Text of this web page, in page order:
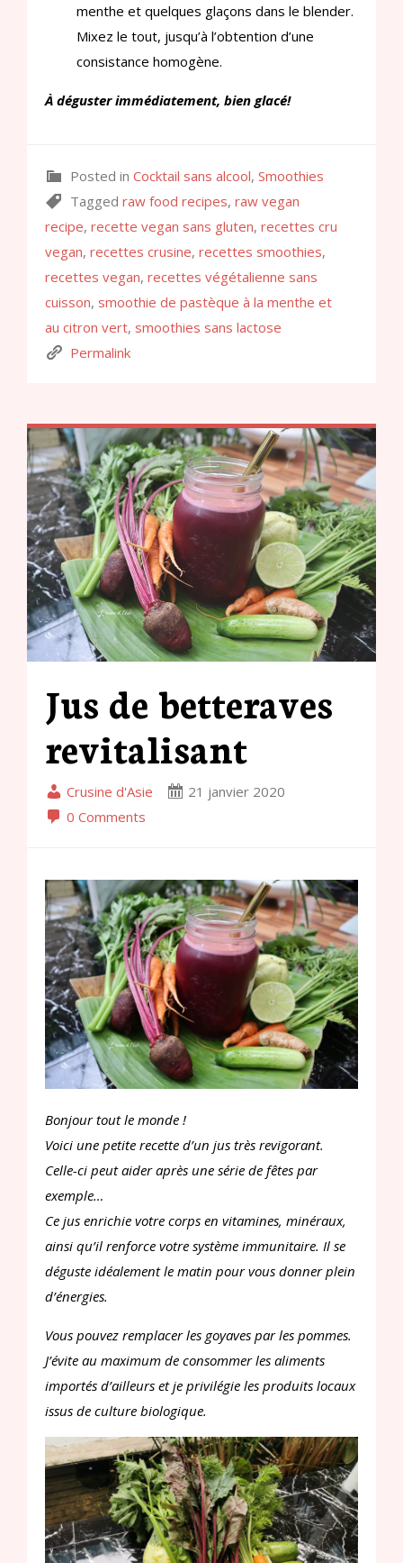
menthe et quelques glaçons dans le blender.
Mixez le tout, jusqu’à l’obtention d’une
consistance homogène.
À déguster immédiatement, bien glacé!
Posted in Cocktail sans alcool, Smoothies
Tagged raw food recipes, raw vegan
recipe, recette vegan sans gluten, recettes cru
vegan, recettes crusine, recettes smoothies,
recettes vegan, recettes végétalienne sans
cuisson, smoothie de pastèque à la menthe et
au citron vert, smoothies sans lactose
Permalink
Jus de betteraves
revitalisant
Crusine d'Asie
21 janvier 2020
0 Comments
Bonjour tout le monde !
Voici une petite recette d’un jus très revigorant.
Celle-ci peut aider après une série de fêtes par
exemple…
Ce jus enrichie votre corps en vitamines, minéraux,
ainsi qu’il renforce votre système immunitaire. Il se
déguste idéalement le matin pour vous donner plein
d’énergies.
Vous pouvez remplacer les goyaves par les pommes.
J’évite au maximum de consommer les aliments
importés d’ailleurs et je privilégie les produits locaux
issus de culture biologique.